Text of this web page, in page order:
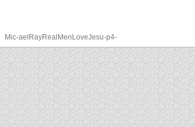
Mic-aelRayRealMenLoveJesu-p4-